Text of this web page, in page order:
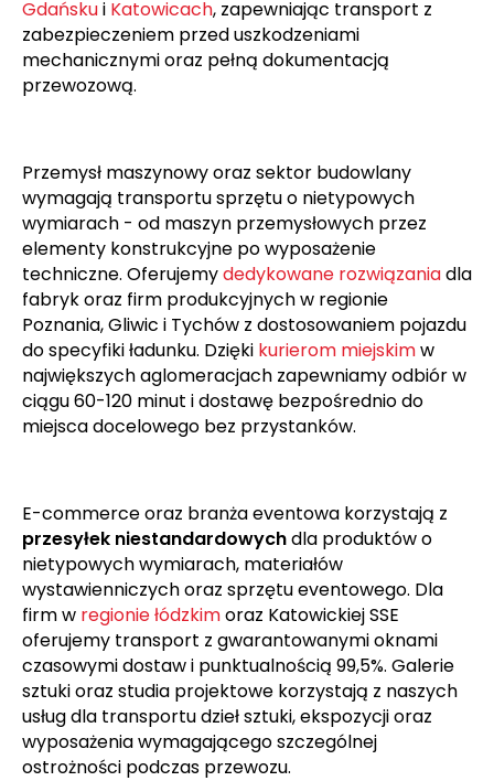
Gdańskui Katowicach, zapewniając transport z
zabezpieczeniem przed uszkodzeniami
mechanicznymi oraz pełną dokumentacją
przewozową.
Przemysł maszynowy oraz sektor budowlany
wymagają transportu sprzętu o nietypowych
wymiarach - od maszyn przemysłowych przez
elementy konstrukcyjne po wyposażenie
techniczne. Oferujemydedykowane rozwiązaniadla
fabryk oraz firm produkcyjnych w regionie
Poznania, Gliwic i Tychów z dostosowaniem pojazdu
do specyfiki ładunku. Dzięki kurierom miejskimw
największych aglomeracjach zapewniamy odbiór w
ciągu 60-120 minut i dostawę bezpośrednio do
miejsca docelowego bez przystanków.
E-commerce oraz branża eventowa korzystają z
przesyłek niestandardowychdla produktów o
nietypowych wymiarach, materiałów
wystawienniczych oraz sprzętu eventowego. Dla
firm w regionie łódzkimoraz Katowickiej SSE
oferujemy transport z gwarantowanymi oknami
czasowymi dostaw i punktualnością 99,5%. Galerie
sztuki oraz studia projektowe korzystają z naszych
usług dla transportu dzieł sztuki, ekspozycji oraz
wyposażenia wymagającego szczególnej
ostrożności podczas przewozu.